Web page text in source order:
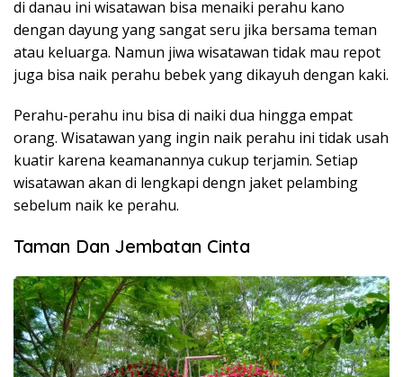
di danau ini wisatawan bisa menaiki perahu kano
dengan dayung yang sangat seru jika bersama teman
atau keluarga. Namun jiwa wisatawan tidak mau repot
juga bisa naik perahu bebek yang dikayuh dengan kaki.
Perahu-perahu inu bisa di naiki dua hingga empat
orang. Wisatawan yang ingin naik perahu ini tidak usah
kuatir karena keamanannya cukup terjamin. Setiap
wisatawan akan di lengkapi dengn jaket pelambing
sebelum naik ke perahu.
Taman Dan Jembatan Cinta